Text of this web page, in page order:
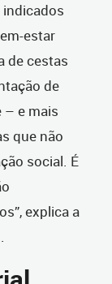
estar
de cestas
de
– e mais
que não
social. É
explica a
.